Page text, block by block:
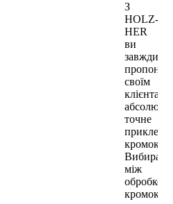
З
HOLZ-
HER
ви
завжди
своїм
клієнтам
точне
кромок.
між
обробкою
кромок